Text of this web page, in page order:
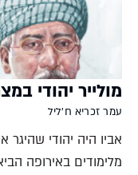
מולייר יהודי
עמר זכריא ח'ליל
אביו היה יהודי שהיגר
מלימודים באירופה